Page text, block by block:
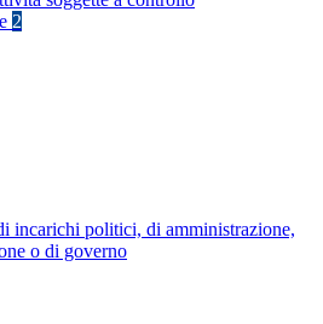
2
incarichi politici, di amministrazione,
o di governo